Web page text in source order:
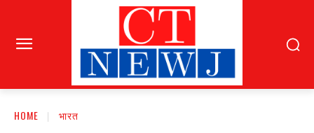
HOME भारत